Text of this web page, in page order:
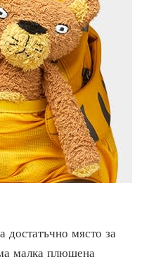
достатъчно място за
малка плюшена